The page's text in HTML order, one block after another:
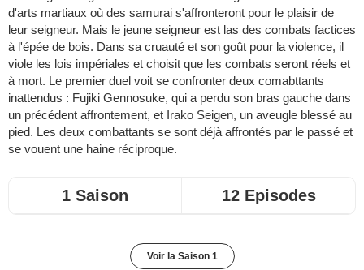
d'arts martiaux où des samurai s'affronteront pour le plaisir de
leur seigneur. Mais le jeune seigneur est las des combats factices
à l'épée de bois. Dans sa cruauté et son goût pour la violence, il
viole les lois impériales et choisit que les combats seront réels et
à mort. Le premier duel voit se confronter deux comabttants
inattendus : Fujiki Gennosuke, qui a perdu son bras gauche dans
un précédent affrontement, et Irako Seigen, un aveugle blessé au
pied. Les deux combattants se sont déjà affrontés par le passé et
se vouent une haine réciproque.
1 Saison 12 Episodes
Voir la Saison 1